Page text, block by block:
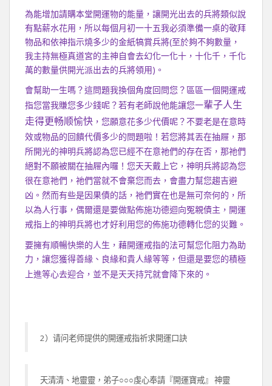
為能增加請購本堂開運物的能量，讓開光出去的兵將類似說
有點薪水花用，所以每個月初一十五我必須準備一桌的敬拜
物品和依神指示燒多少的金紙犒賞兵將(至於夠不夠數量，
我主持無極真道宮的主神自會去幻化一化十，十化千，千化
萬的數量供開光派出去的兵將領用)。
會幫助一生嗎？這問題我換個角度回問您？區區一個開運戒
指您當我賺您多少錢呢？若有老師說他能讓您一輩子人生
走得更畅顺愉快 ，您願意花多少代價呢？不要老是在意時
效或物品的回饋代價多少的問題啦！若您將其丟在抽屜，那
所開光的神明兵將認為您已經不在意祂們的存在否，那祂們
絕對不願被關在抽屜內囉！您天天戴上它，神明兵將認為您
很在意祂們，祂們當就不會棄您而去，會盡力幫您趨吉避
凶。然而有些是因果債的話，祂們實在也是無可奈何的，所
以為人行事，偶爾還是要做點佈施功德迴向冤親債主，開運
戒指上的神明兵將也才好利用您的佈施功德轉化您的災難。
要擁有順暢快樂的人生，藉開運戒指的法可幫您化阻力為助
力，讓您獲得善緣、良緣和貴人緣等等，但還是要您的積極
上進等心去迎合，並不是天天持咒就會降下來的。
2）请问老师提供的開運戒指祈求開運口訣
天清清、地靈靈，弟子○○○虔心奉請『開運寶戒』 神靈